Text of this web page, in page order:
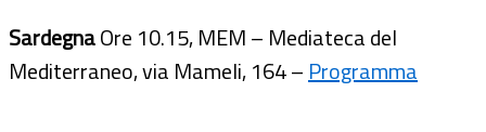
SardegnaOre 10.15, MEM – Mediateca del
Mediterraneo, via Mameli, 164 – Programma